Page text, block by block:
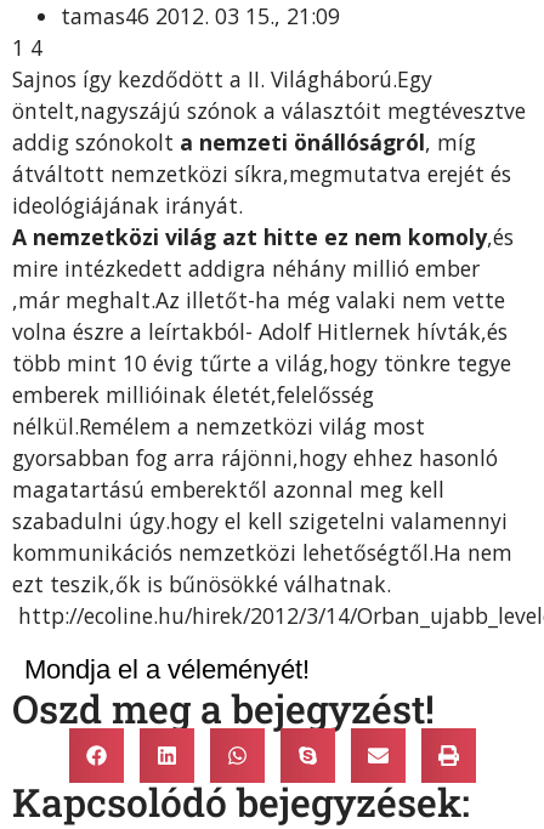
tamas46 2012. 03 15., 21:09
1 4
Sajnos így kezdődött a II. Világháború.Egy
öntelt,nagyszájú szónok a választóit megtévesztve
addig szónokolt a nemzeti önállóságról, míg
átváltott nemzetközi síkra,megmutatva erejét és
ideológiájának irányát.
A nemzetközi világ azt hitte ez nem komoly,és
mire intézkedett addigra néhány millió ember
,már meghalt.Az illetőt-ha még valaki nem vette
volna észre a leírtakból- Adolf Hitlernek hívták,és
több mint 10 évig tűrte a világ,hogy tönkre tegye
emberek millióinak életét,felelősség
nélkül.Remélem a nemzetközi világ most
gyorsabban fog arra rájönni,hogy ehhez hasonló
magatartású emberektől azonnal meg kell
szabadulni úgy.hogy el kell szigetelni valamennyi
kommunikációs nemzetközi lehetőségtől.Ha nem
ezt teszik,ők is bűnösökké válhatnak.
http://ecoline.hu/hirek/2012/3/14/
Mondja el a véleményét!
Oszd meg a bejegyzést!
Kapcsolódó bejegyzések: